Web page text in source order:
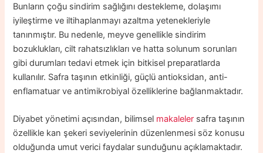
Bunların çoğu sindirim sağlığını destekleme, dolaşımı
iyileştirme ve iltihaplanmayı azaltma yetenekleriyle
tanınmıştır. Bu nedenle, meyve genellikle sindirim
bozuklukları, cilt rahatsızlıkları ve hatta solunum sorunları
gibi durumları tedavi etmek için bitkisel preparatlarda
kullanılır. Safra taşının etkinliği, güçlü antioksidan, anti-
enflamatuar ve antimikrobiyal özelliklerine bağlanmaktadır.
Diyabet yönetimi açısından, bilimsel makaleler safra taşının
özellikle kan şekeri seviyelerinin düzenlenmesi söz konusu
olduğunda umut verici faydalar sunduğunu açıklamaktadır.